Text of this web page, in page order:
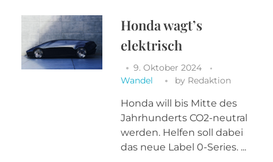
Honda wagt’s
elektrisch
9. Oktober 2024
Wandel
by Redaktion
Honda will bis Mitte des
Jahrhunderts CO2-neutral
werden. Helfen soll dabei
das neue Label 0-Series. ...